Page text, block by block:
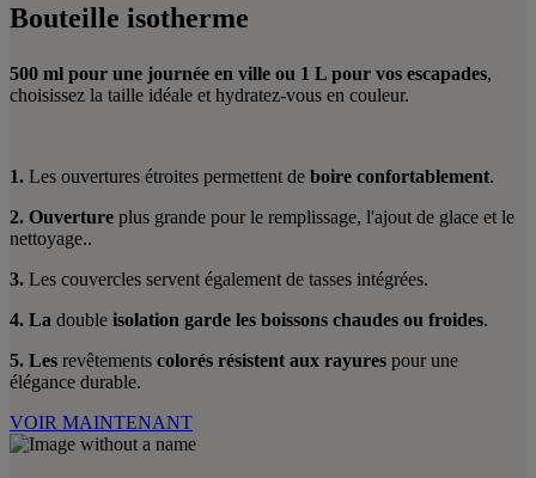
Bouteille isotherme
500 ml pour une journée en ville ou 1 L pour vos escapades,
choisissez la taille idéale et hydratez-vous en couleur.
1. Les ouvertures étroites permettent de boire confortablement.
2. Ouverture plus grande pour le remplissage, l'ajout de glace et le
nettoyage..
3. Les couvercles servent également de tasses intégrées.
4. La double isolation garde les boissons chaudes ou froides.
5. Les revêtements colorés résistent aux rayures pour une
élégance durable.
VOIR MAINTENANT